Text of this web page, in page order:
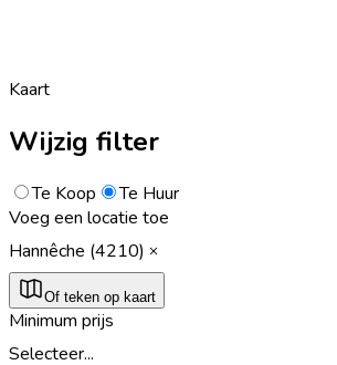
Kaart
Wijzig filter
Te Koop
Te Huur
Voeg een locatie toe
Hannêche (4210)
Of teken op kaart
Minimum prijs
Selecteer...